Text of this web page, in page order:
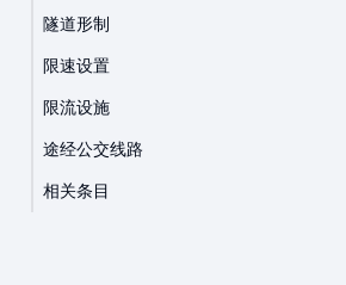
隧道形制
限速设置
限流设施
途经公交线路
相关条目